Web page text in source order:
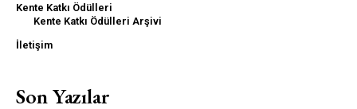
Kente Katkı Ödülleri
Kente Katkı Ödülleri Arşivi
İletişim
Son Yazılar